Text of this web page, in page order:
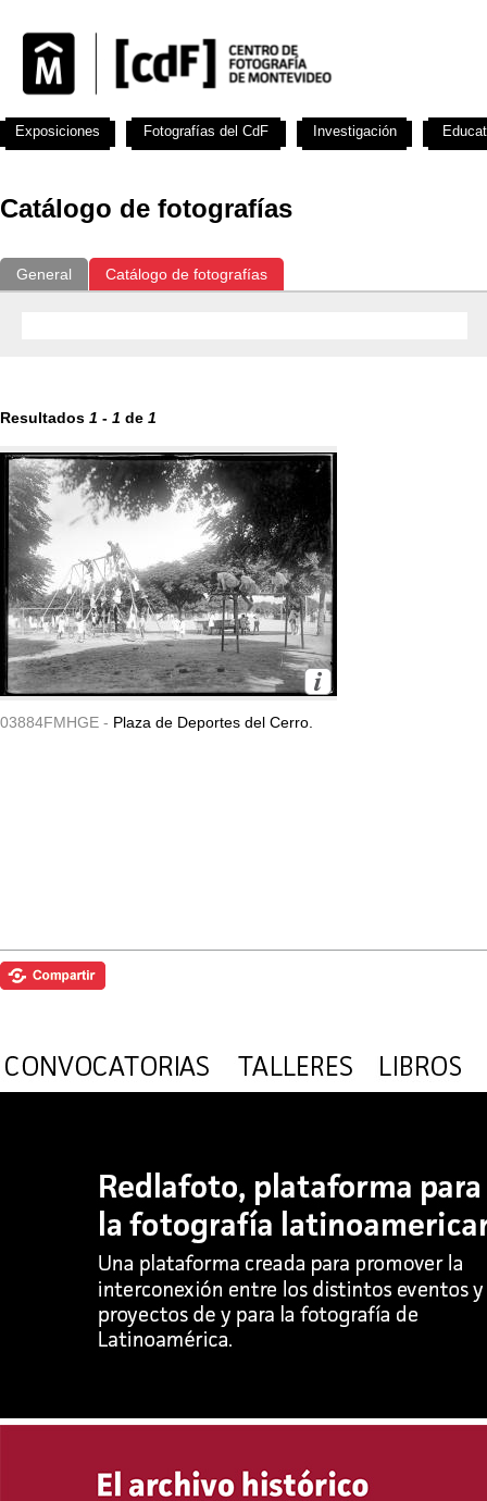
Catálogo de fotografías
General Catálogo de fotografías
Resultados 1 - 1 de 1
03884FMHGE - Plaza de Deportes del Cerro.
Exposiciones Fotografías del CdF Investigación